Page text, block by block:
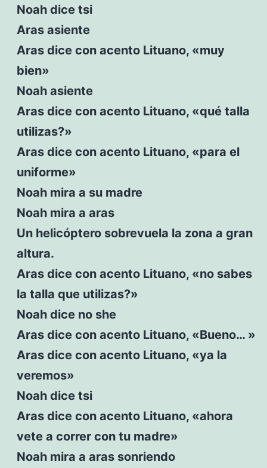
Noah dice tsi
Aras asiente
Aras dice con acento Lituano, «muy
bien»
Noah asiente
Aras dice con acento Lituano, «qué talla
utilizas?»
Aras dice con acento Lituano, «para el
uniforme»
Noah mira a su madre
Noah mira a aras
Un helicóptero sobrevuela la zona a gran
altura.
Aras dice con acento Lituano, «no sabes
la talla que utilizas?»
Noah dice no she
Aras dice con acento Lituano, «Bueno… »
Aras dice con acento Lituano, «ya la
veremos»
Noah dice tsi
Aras dice con acento Lituano, «ahora
vete a correr con tu madre»
Noah mira a aras sonriendo